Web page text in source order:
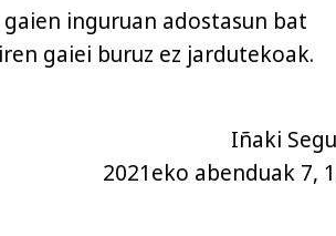
inguruan adostasun bat
gaiei buruz ez jardutekoak.
Iñaki
2021eko abenduak 7,